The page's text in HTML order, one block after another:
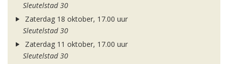
Sleutelstad 30
Zaterdag 18 oktober, 17.00 uur
Sleutelstad 30
Zaterdag 11 oktober, 17.00 uur
Sleutelstad 30